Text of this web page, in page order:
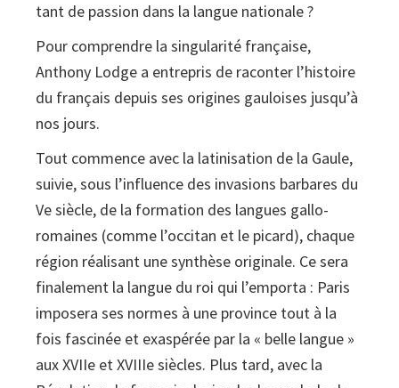
tant de passion dans la langue nationale ?
Pour comprendre la singularité française,
Anthony Lodge a entrepris de raconter l’histoire
du français depuis ses origines gauloises jusqu’à
nos jours.
Tout commence avec la latinisation de la Gaule,
suivie, sous l’influence des invasions barbares du
Ve siècle, de la formation des langues gallo-
romaines (comme l’occitan et le picard), chaque
région réalisant une synthèse originale. Ce sera
finalement la langue du roi qui l’emporta : Paris
imposera ses normes à une province tout à la
fois fascinée et exaspérée par la « belle langue »
aux XVIIe et XVIIIe siècles. Plus tard, avec la